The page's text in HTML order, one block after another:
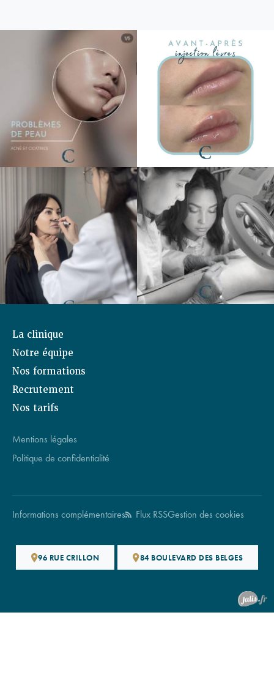
La clinique
Notre équipe
Nos formations
Recrutement
Nos tarifs
Mentions légales
Politique de confidentialité
Informations complémentaires Flux RSSGestion des cookies
96 RUE CRILLON 84 BOULEVARD DES BELGES